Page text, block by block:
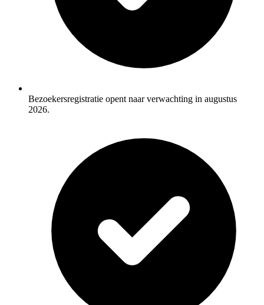
Bezoekersregistratie opent naar verwachting in augustus
2026.